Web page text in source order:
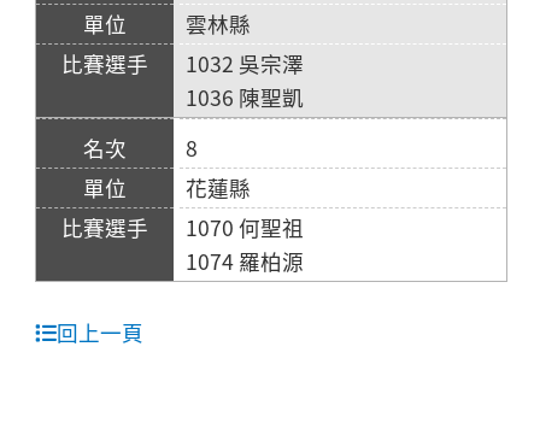
雲林縣
1032 吳宗澤
1036 陳聖凱
8
花蓮縣
1070 何聖祖
1074 羅柏源
回上一頁